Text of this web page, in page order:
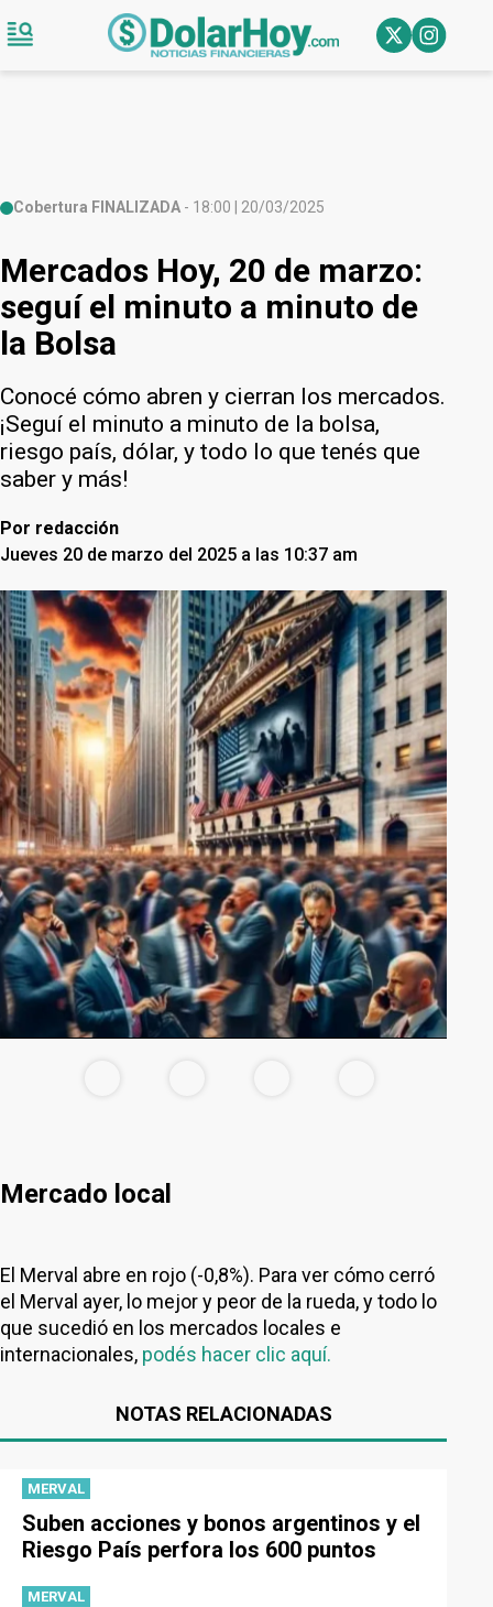
Cobertura FINALIZADA - 18:00 | 20/03/2025
Mercados Hoy, 20 de marzo:
seguí el minuto a minuto de
la Bolsa
Conocé cómo abren y cierran los mercados.
¡Seguí el minuto a minuto de la bolsa,
riesgo país, dólar, y todo lo que tenés que
saber y más!
Por redacción
Jueves 20 de marzo del 2025 a las 10:37 am
Mercado local
El Merval abre en rojo (-0,8%). Para ver cómo cerró
el Merval ayer, lo mejor y peor de la rueda, y todo lo
que sucedió en los mercados locales e
internacionales, podés hacer clic aquí.
NOTAS RELACIONADAS
MERVAL
Suben acciones y bonos argentinos y el
Riesgo País perfora los 600 puntos
MERVAL